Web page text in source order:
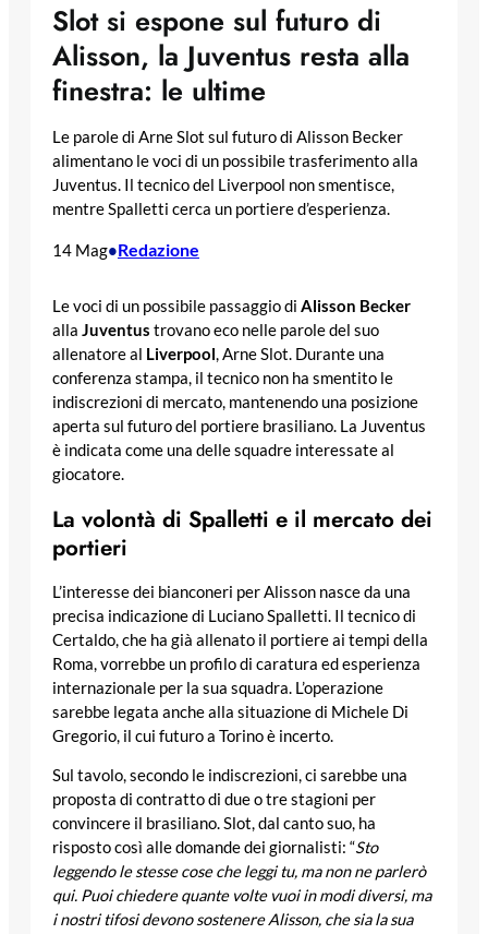
Slot si espone sul futuro di
Alisson, la Juventus resta alla
finestra: le ultime
Le parole di Arne Slot sul futuro di Alisson Becker
alimentano le voci di un possibile trasferimento alla
Juventus. Il tecnico del Liverpool non smentisce,
mentre Spalletti cerca un portiere d’esperienza.
14 Mag•Redazione
Le voci di un possibile passaggio di Alisson Becker
alla Juventus trovano eco nelle parole del suo
allenatore al Liverpool, Arne Slot. Durante una
conferenza stampa, il tecnico non ha smentito le
indiscrezioni di mercato, mantenendo una posizione
aperta sul futuro del portiere brasiliano. La Juventus
è indicata come una delle squadre interessate al
giocatore.
La volontà di Spalletti e il mercato dei
portieri
L’interesse dei bianconeri per Alisson nasce da una
precisa indicazione di Luciano Spalletti. Il tecnico di
Certaldo, che ha già allenato il portiere ai tempi della
Roma, vorrebbe un profilo di caratura ed esperienza
internazionale per la sua squadra. L’operazione
sarebbe legata anche alla situazione di Michele Di
Gregorio, il cui futuro a Torino è incerto.
Sul tavolo, secondo le indiscrezioni, ci sarebbe una
proposta di contratto di due o tre stagioni per
convincere il brasiliano. Slot, dal canto suo, ha
risposto così alle domande dei giornalisti: “Sto
leggendo le stesse cose che leggi tu, ma non ne parlerò
qui. Puoi chiedere quante volte vuoi in modi diversi, ma
i nostri tifosi devono sostenere Alisson, che sia la sua